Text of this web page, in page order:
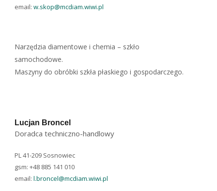
email: w.skop@mcdiam.wiwi.pl
Narzędzia diamentowe i chemia – szkło
samochodowe.
Maszyny do obróbki szkła płaskiego i gospodarczego.
Lucjan Broncel
Doradca techniczno-handlowy
PL 41-209 Sosnowiec
gsm: +48 885 141 010
email: l.broncel@mcdiam.wiwi.pl